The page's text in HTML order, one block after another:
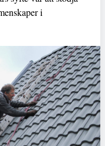
i